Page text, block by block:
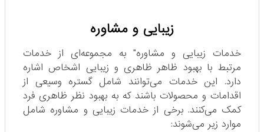
زیبایی و مشاوره
خدمات زیبایی و مشاوره" به مجموعه‌ای از خدمات
مرتبط با بهبود ظاهر ظاهری و زیبایی اشخاص اشاره
دارد. این خدمات می‌توانند شامل گستره وسیعی از
اقدامات و محصولات باشند که به بهبود نظر ظاهری فرد
کمک می‌کنند. برخی از خدمات زیبایی و مشاوره شامل
موارد زیر می‌شوند: